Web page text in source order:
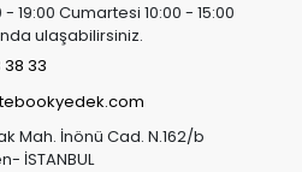
19:00 Cumartesi 10:00 - 15:00
ulaşabilirsiniz.
38 33
Mah. İnönü Cad. N.162/b
İSTANBUL